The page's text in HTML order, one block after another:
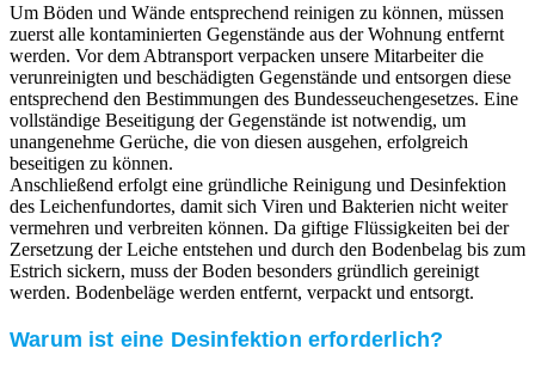
Um Böden und Wände entsprechend reinigen zu können, müssen
zuerst alle kontaminierten Gegenstände aus der Wohnung entfernt
werden. Vor dem Abtransport verpacken unsere Mitarbeiter die
verunreinigten und beschädigten Gegenstände und entsorgen diese
entsprechend den Bestimmungen des Bundesseuchengesetzes. Eine
vollständige Beseitigung der Gegenstände ist notwendig, um
unangenehme Gerüche, die von diesen ausgehen, erfolgreich
beseitigen zu können.
Anschließend erfolgt eine gründliche Reinigung und Desinfektion
des Leichenfundortes, damit sich Viren und Bakterien nicht weiter
vermehren und verbreiten können. Da giftige Flüssigkeiten bei der
Zersetzung der Leiche entstehen und durch den Bodenbelag bis zum
Estrich sickern, muss der Boden besonders gründlich gereinigt
werden. Bodenbeläge werden entfernt, verpackt und entsorgt.
Warum ist eine Desinfektion erforderlich?